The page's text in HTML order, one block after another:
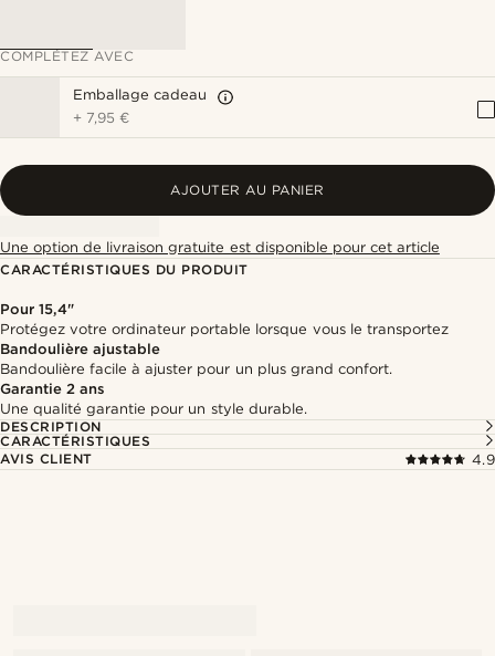
COMPLÉTEZ AVEC
Emballage cadeau
+ 7,95 €
AJOUTER AU PANIER
Une option de livraison gratuite est disponible pour cet article
CARACTÉRISTIQUES DU PRODUIT
Pour 15,4"
Protégez votre ordinateur portable lorsque vous le transportez
Bandoulière ajustable
Bandoulière facile à ajuster pour un plus grand confort.
Garantie 2 ans
Une qualité garantie pour un style durable.
DESCRIPTION
CARACTÉRISTIQUES
AVIS CLIENT
4.9